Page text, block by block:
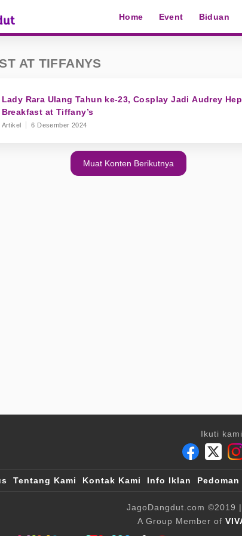
Home Event Biduan
AT TIFFANYS
Lady Rara Ulang Tahun ke-23, Cosplay Jadi Audrey
Breakfast at Tiffany’s
Artikel 6 Desember 2024
Muat Konten Berikutnya
Ikuti
Tentang Kami Kontak Kami Info Iklan
JagoDangdut.com ©2019
A Group Member of